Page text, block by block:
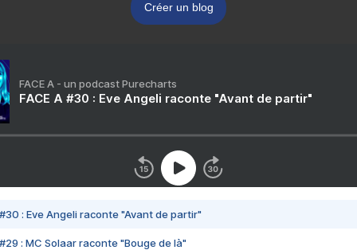
Créer un blog
FACE A - un podcast Purecharts
FACE A #30 : Eve Angeli raconte "Avant de partir"
#30 : Eve Angeli raconte "Avant de partir"
#29 : MC Solaar raconte "Bouge de là"